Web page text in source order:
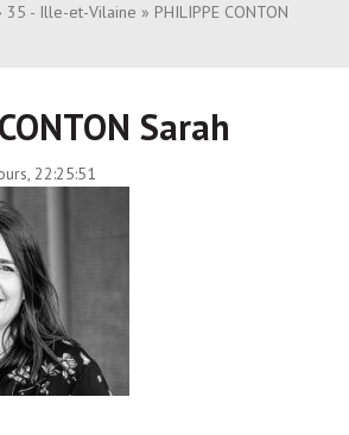
35 - Ille-et-Vilaine » PHILIPPE CONTON
Sarah
22:25:51